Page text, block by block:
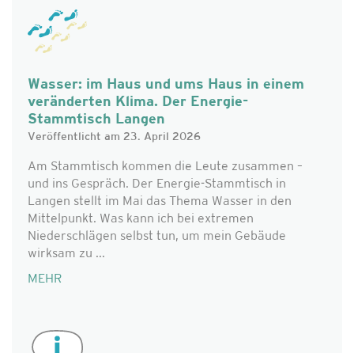
Wasser: im Haus und ums Haus in einem
veränderten Klima. Der Energie-
Stammtisch Langen
Veröffentlicht am 23. April 2026
Am Stammtisch kommen die Leute zusammen –
und ins Gespräch. Der Energie-Stammtisch in
Langen stellt im Mai das Thema Wasser in den
Mittelpunkt. Was kann ich bei extremen
Niederschlägen selbst tun, um mein Gebäude
wirksam zu ...
MEHR